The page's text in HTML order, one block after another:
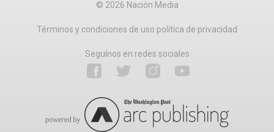
© 2026 Nación Media
Términos y condiciones de uso política de privacidad
Seguínos en redes sociales